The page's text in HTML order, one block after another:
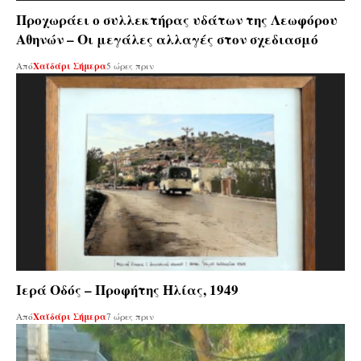
Προχωράει ο συλλεκτήρας υδάτων της Λεωφόρου
Αθηνών – Οι μεγάλες αλλαγές στον σχεδιασμό
ΑπόΧαϊδάρι Σήμερα5 ώρες πριν
Ιερά Οδός – Προφήτης Ηλίας, 1949
ΑπόΧαϊδάρι Σήμερα7 ώρες πριν